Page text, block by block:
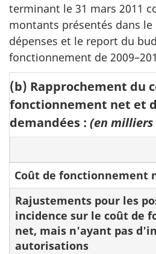
terminant le 31 mars 2011
montants présentés dans le
dépenses et le report du
fonctionnement de
(b) Rapprochement du
fonctionnement net et
demandées : (en
Coût de fonctionnement
Rajustements pour les
incidence sur le coût de
net, mais n'ayant pas
autorisations